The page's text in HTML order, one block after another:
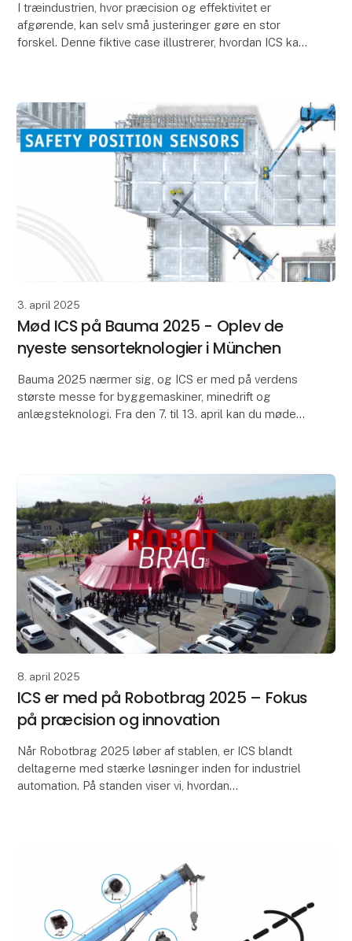
I træindustrien, hvor præcision og effektivitet er
afgørende, kan selv små justeringer gøre en stor
forskel. Denne fiktive case illustrerer, hvordan ICS kan
3. april 2025
Mød ICS på Bauma 2025 - Oplev de
nyeste sensorteknologier i München
Bauma 2025 nærmer sig, og ICS er med på verdens
største messe for byggemaskiner, minedrift og
anlægsteknologi. Fra den 7. til 13. april kan du møde
8. april 2025
ICS er med på Robotbrag 2025 – Fokus
på præcision og innovation
Når Robotbrag 2025 løber af stablen, er ICS blandt
deltagerne med stærke løsninger inden for industriel
automation. På standen viser vi, hvordan